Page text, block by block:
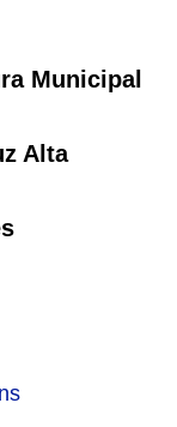
Municipal
Alta